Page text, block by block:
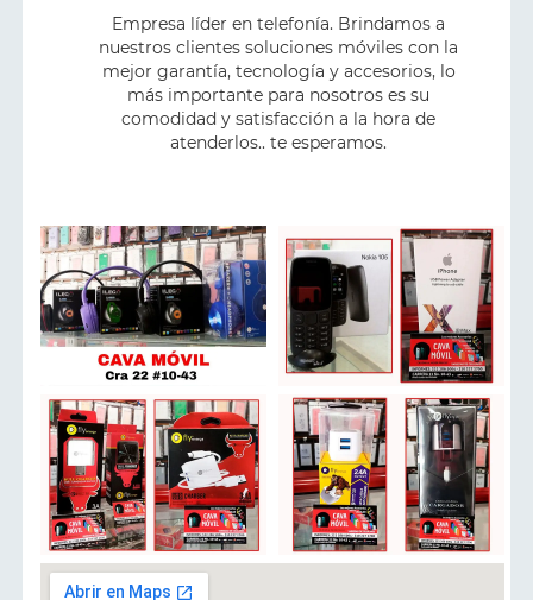
Empresa líder en telefonía. Brindamos a
nuestros clientes soluciones móviles con la
mejor garantía, tecnología y accesorios, lo
más importante para nosotros es su
comodidad y satisfacción a la hora de
atenderlos.. te esperamos.